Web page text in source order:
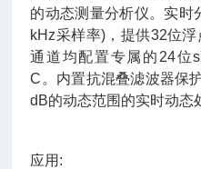
的动态测量分析仪。实时
kHz采样率)，提供32位
通道均配置专属的24位
C。内置抗混叠滤波器保
dB的动态范围的实时动态
应用: